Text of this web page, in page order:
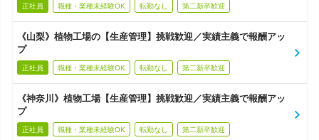
正社員 職種・業種未経験OK 転勤なし 第二新卒歓迎
《山梨》植物工場の【生産管理】挑戦歓迎／実績主義で報酬アッ
プ
正社員 職種・業種未経験OK 転勤なし 第二新卒歓迎
《神奈川》植物工場【生産管理】挑戦歓迎／実績主義で報酬アッ
プ
正社員 職種・業種未経験OK 転勤なし 第二新卒歓迎